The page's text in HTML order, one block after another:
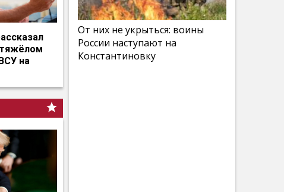
на
От них не укрыться: воины
России наступают на
Константиновку